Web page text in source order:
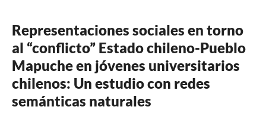
Representaciones sociales en torno
al “conflicto” Estado chileno-Pueblo
Mapuche en jóvenes universitarios
chilenos: Un estudio con redes
semánticas naturales